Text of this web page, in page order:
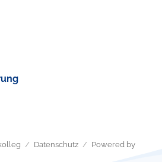
Datenschutz
Powered by